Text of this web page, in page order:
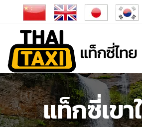
content
แท็กซี่เข